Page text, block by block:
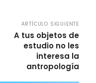
ARTÍCULO SIGUIENTE
A tus objetos de
estudio no les
interesa la
antropología